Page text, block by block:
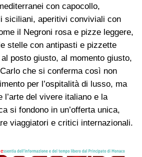
con capocollo,
siciliani, aperitivi conviviali con
il Negroni rosa e pizze leggere,
stelle con antipasti e pizzette
posto giusto, al momento giusto,
che si conferma così non
per l’ospitalità di lusso, ma
l’arte del vivere italiano e la
si fondono in un’offerta unica,
viaggiatori e critici internazionali.